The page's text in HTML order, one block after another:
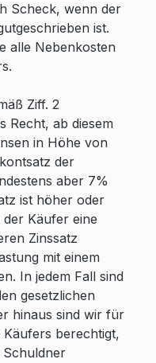
Scheck, wenn der
ist.
alle Nebenkosten
Ziff. 2
Recht, ab diesem
in Höhe von
der
aber 7%
ist höher oder
Käufer eine
Zinssatz
mit einem
In jedem Fall sind
gesetzlichen
hinaus sind wir für
Käufers berechtigt,